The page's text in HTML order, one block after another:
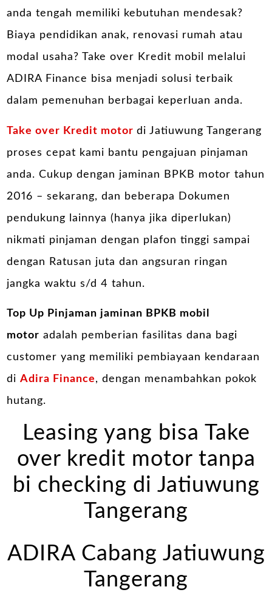
anda tengah memiliki kebutuhan mendesak?
Biaya pendidikan anak, renovasi rumah atau
modal usaha? Take over Kredit mobil melalui
ADIRA Finance bisa menjadi solusi terbaik
dalam pemenuhan berbagai keperluan anda.
Take over Kredit motordi Jatiuwung Tangerang
proses cepat kami bantu pengajuan pinjaman
anda. Cukup dengan jaminan BPKB motor tahun
2016 – sekarang, dan beberapa Dokumen
pendukung lainnya (hanya jika diperlukan)
nikmati pinjaman dengan plafon tinggi sampai
dengan Ratusan juta dan angsuran ringan
jangka waktu s/d 4 tahun.
Top Up Pinjaman jaminan BPKB mobil
motor adalah pemberian fasilitas dana bagi
customer yang memiliki pembiayaan kendaraan
diAdira Finance, dengan menambahkan pokok
hutang.
Leasing yang bisa Take
over kredit motor tanpa
bi checking di Jatiuwung
Tangerang
ADIRA Cabang Jatiuwung
Tangerang